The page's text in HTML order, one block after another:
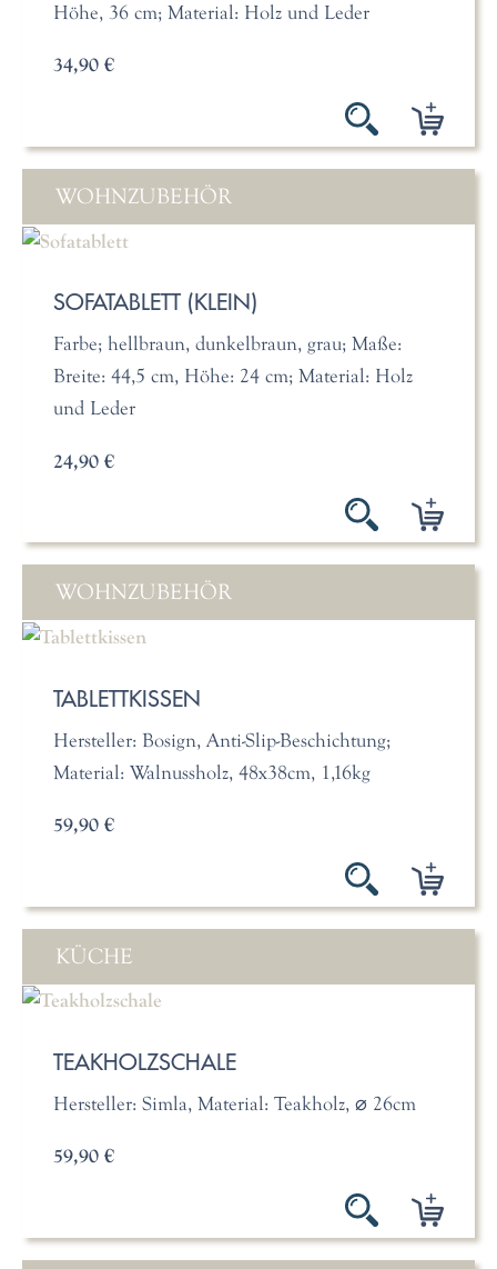
Höhe, 36 cm; Material: Holz und Leder
34,90 €
WOHNZUBEHÖR
SOFATABLETT (KLEIN)
Farbe; hellbraun, dunkelbraun, grau; Maße:
Breite: 44,5 cm, Höhe: 24 cm; Material: Holz
und Leder
24,90 €
WOHNZUBEHÖR
TABLETTKISSEN
Hersteller: Bosign, Anti-Slip-Beschichtung;
Material: Walnussholz, 48x38cm, 1,16kg
59,90 €
KÜCHE
TEAKHOLZSCHALE
Hersteller: Simla, Material: Teakholz, ⌀ 26cm
59,90 €